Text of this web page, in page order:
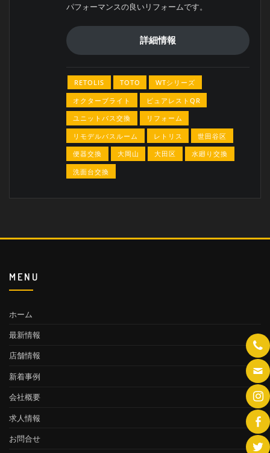
パフォーマンスの良いリフォームです。
詳細情報
RETOLIS TOTO
WTシリーズ
オクターブライト
ピュアレストQR
ユニットバス交換
リフォーム
リモデルバスルーム
レトリス
世田谷区
便器交換
大岡山 大田区
水廻り交換
洗面台交換
MENU
ホーム
最新情報
店舗情報
新着事例
会社概要
求人情報
お問合せ